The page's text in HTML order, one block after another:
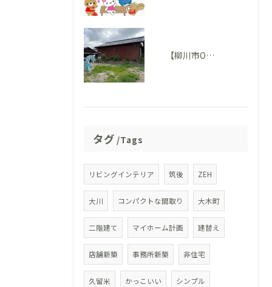
【柳川市O様邸】地鎮祭を執り行いました。いよいよ家づくりがスタートします！
タグ Tags
リビングインテリア 筑後 ZEH
大川 コンパクトな間取り 大木町
二階建て マイホーム計画 建替え
店舗新築 事務所新築 非住宅
久留米 かっこいい シンプル